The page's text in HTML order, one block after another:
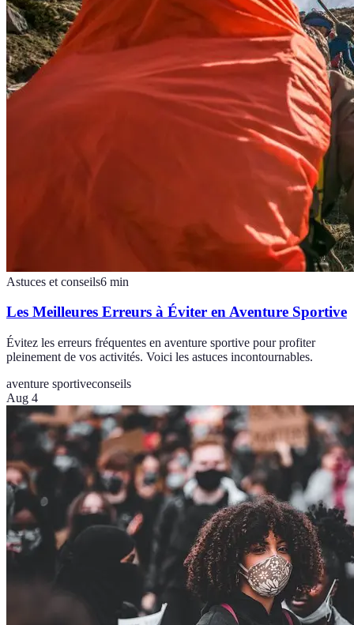
Astuces et conseils6 min
Les Meilleures Erreurs à Éviter en Aventure Sportive
Évitez les erreurs fréquentes en aventure sportive pour profiter
pleinement de vos activités. Voici les astuces incontournables.
aventure sportiveconseils
Aug 4